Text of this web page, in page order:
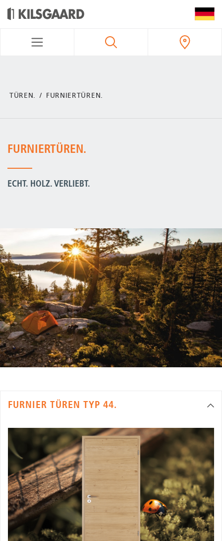
KILSGAARD NAVIGATION
TÜREN. FURNIERTÜREN.
FURNIERTÜREN.
ECHT. HOLZ. VERLIEBT.
FURNIER TÜREN TYP 44.